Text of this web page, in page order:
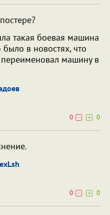
такая боевая машина
было в новостях, что
переименовал машину в
0
0
0
0